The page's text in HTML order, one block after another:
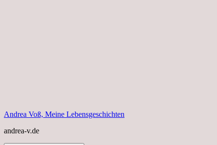
Andrea Voß, Meine Lebensgeschichten
andrea-v.de